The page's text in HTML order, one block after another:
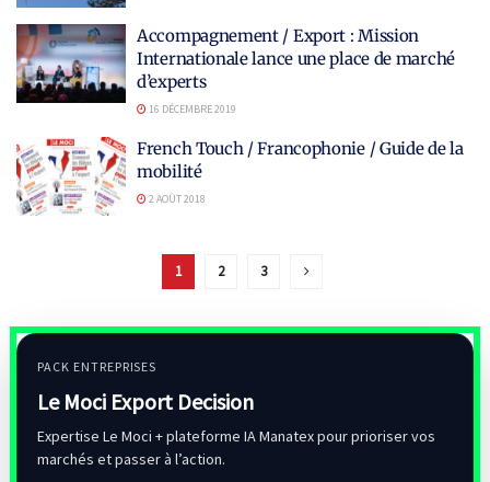
Accompagnement / Export : Mission
Internationale lance une place de marché
d’experts
16 DÉCEMBRE 2019
French Touch / Francophonie / Guide de la
mobilité
2 AOÛT 2018
1 2 3
PACK ENTREPRISES
Le Moci Export Decision
Expertise Le Moci + plateforme IA Manatex pour prioriser vos
marchés et passer à l’action.